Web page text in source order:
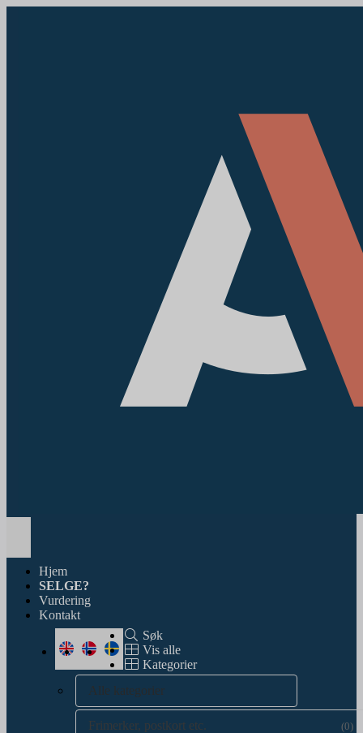
navigation
Hjem
SELGE?
Vurdering
Kontakt
Søk
Vis alle
Kategorier
Alle kategorier
Frimerker, postkort etc. (0)